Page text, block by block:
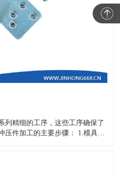
列精细的工序，这些工序确保了
工的主要步骤： 1.模具设
，根据图纸要求选择合适的板